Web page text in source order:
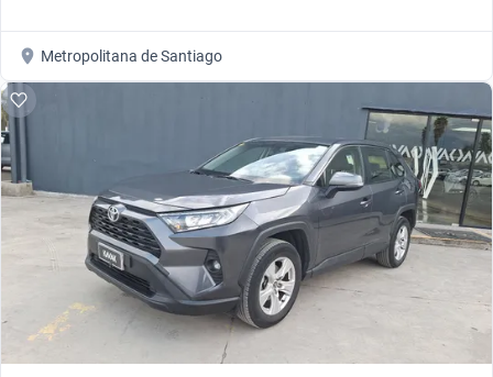
Metropolitana de Santiago